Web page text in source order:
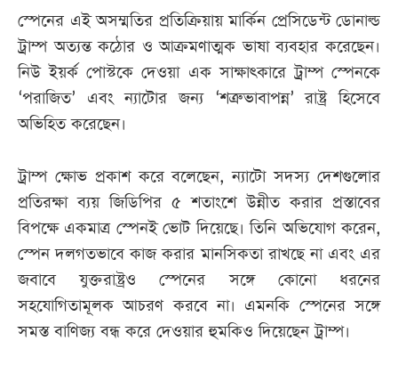
স্পেনের এই অসম্মতির প্রতিক্রিয়ায় মার্কিন প্রেসিডেন্ট ডোনাল্ড
ট্রাম্প অত্যন্ত কঠোর ও আক্রমণাত্মক ভাষা ব্যবহার করেছেন।
নিউ ইয়র্ক পোস্টকে দেওয়া এক সাক্ষাৎকারে ট্রাম্প স্পেনকে
‘পরাজিত’ এবং ন্যাটোর জন্য ‘শত্রুভাবাপন্ন’ রাষ্ট্র হিসেবে
অভিহিত করেছেন।
ট্রাম্প ক্ষোভ প্রকাশ করে বলেছেন, ন্যাটো সদস্য দেশগুলোর
প্রতিরক্ষা ব্যয় জিডিপির ৫ শতাংশে উন্নীত করার প্রস্তাবের
বিপক্ষে একমাত্র স্পেনই ভোট দিয়েছে। তিনি অভিযোগ করেন,
স্পেন দলগতভাবে কাজ করার মানসিকতা রাখছে না এবং এর
জবাবে যুক্তরাষ্ট্রও স্পেনের সঙ্গে কোনো ধরনের
সহযোগিতামূলক আচরণ করবে না। এমনকি স্পেনের সঙ্গে
সমস্ত বাণিজ্য বন্ধ করে দেওয়ার হুমকিও দিয়েছেন ট্রাম্প।